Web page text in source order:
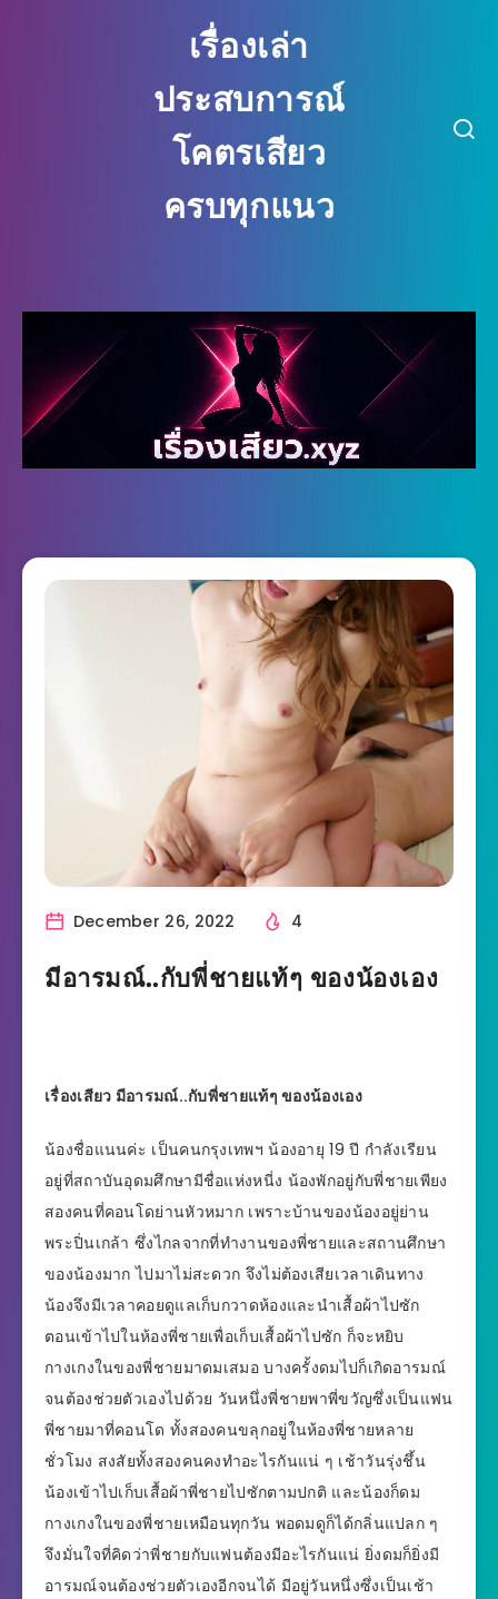
เรื่องเล่า
ประสบการณ์
โคตรเสียว
ครบทุกแนว
December 26, 2022 4
มีอารมณ์..กับพี่ชายแท้ๆ ของน้องเอง
เรื่องเสียว มีอารมณ์..กับพี่ชายแท้ๆ ของน้องเอง
น้องชื่อแนนค่ะ เป็นคนกรุงเทพฯ น้องอายุ 19 ปี กำลังเรียน
อยู่ที่สถาบันอุดมศึกษามีชื่อแห่งหนี่ง น้องพักอยู่กับพี่ชายเพียง
สองคนที่คอนโดย่านหัวหมาก เพราะบ้านของน้องอยู่ย่าน
พระปิ่นเกล้า ซึ่งไกลจากที่ทำงานของพี่ชายและสถานศึกษา
ของน้องมาก ไปมาไม่สะดวก จึงไม่ต้องเสียเวลาเดินทาง
น้องจึงมีเวลาคอยดูแลเก็บกวาดห้องและนำเสื้อผ้าไปซัก
ตอนเข้าไปในห้องพี่ชายเพื่อเก็บเสื้อผ้าไปซัก ก็จะหยิบ
กางเกงในของพี่ชายมาดมเสมอ บางครั้งดมไปก็เกิดอารมณ์
จนต้องช่วยตัวเองไปด้วย วันหนึ่งพี่ชายพาพี่ขวัญซึ่งเป็นแฟน
พี่ชายมาที่คอนโด ทั้งสองคนขลุกอยู่ในห้องพี่ชายหลาย
ชั่วโมง สงสัยทั้งสองคนคงทำอะไรกันแน่ ๆ เช้าวันรุ่งชึ้น
น้องเข้าไปเก็บเสื้อผ้าพี่ชายไปซักตามปกติ และน้องก็ดม
กางเกงในของพี่ชายเหมือนทุกวัน พอดมดูก็ได้กลิ่นแปลก ๆ
จึงมั่นใจที่คิดว่าพี่ชายกับแฟนต้องมีอะไรกันแน่ ยิ่งดมก็ยิ่งมี
อารมณ์จนต้องช่วยตัวเองอีกจนได้ มีอยู่วันหนึ่งซึ่งเป็นเช้า